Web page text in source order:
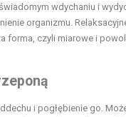
wdychaniu i
organizmu.
czyli miarowe i
i pogłębienie go.